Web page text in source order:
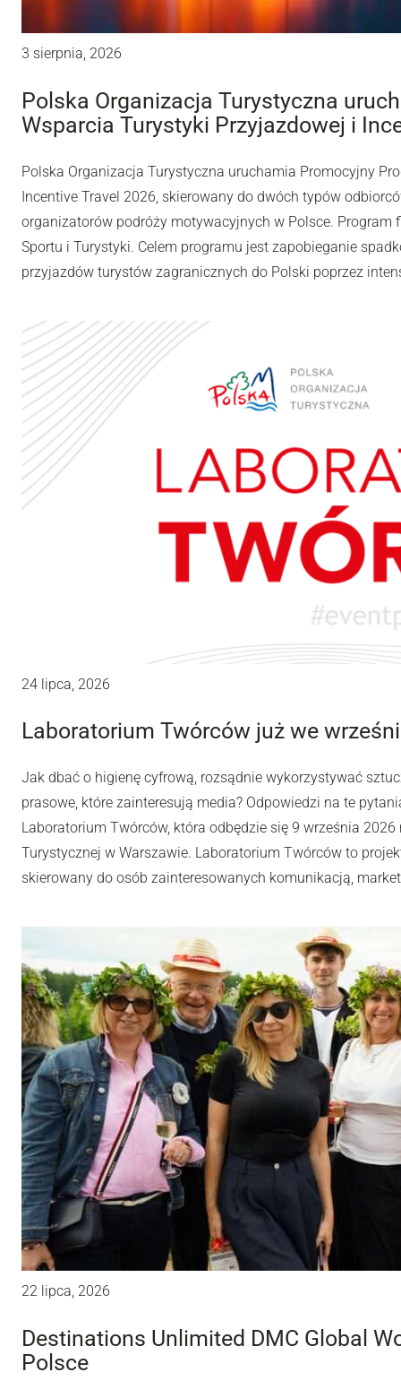
3 sierpnia, 2026
Polska Organizacja Turystyczna
Wsparcia Turystyki Przyjazdowej i
Polska Organizacja Turystyczna uruchamia Promocyjny
Incentive Travel 2026, skierowany do dwóch typów
organizatorów podróży motywacyjnych w Polsce.
Sportu i Turystyki. Celem programu jest zapobieganie
przyjazdów turystów zagranicznych do Polski poprzez
24 lipca, 2026
Laboratorium Twórców już we
Jak dbać o higienę cyfrową, rozsądnie wykorzystywać
prasowe, które zainteresują media? Odpowiedzi na te
Laboratorium Twórców, która odbędzie się 9 września
Turystycznej w Warszawie. Laboratorium Twórców to
skierowany do osób zainteresowanych komunikacją,
22 lipca, 2026
Destinations Unlimited DMC Global
Polsce